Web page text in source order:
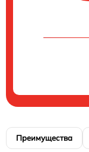
Преимущества